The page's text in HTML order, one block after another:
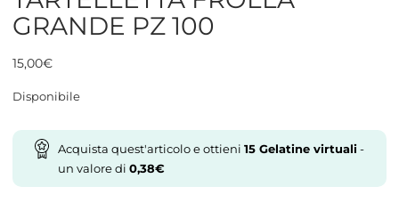
GRANDE PZ 100
15,00€
Disponibile
Acquista quest'articolo e ottieni 15Gelatine virtuali-
un valore di 0,38€